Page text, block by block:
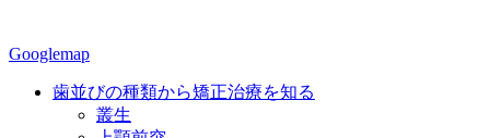
Googlemap
歯並びの種類から矯正治療を知る
叢生